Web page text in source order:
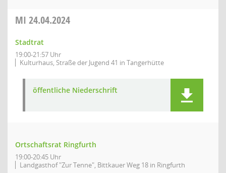
MI 24.04.2024
Stadtrat
19:00-21:57 Uhr
Kulturhaus, Straße der Jugend 41 in Tangerhütte
öffentliche Niederschrift
Ortschaftsrat Ringfurth
19:00-20:45 Uhr
Landgasthof "Zur Tenne", Bittkauer Weg 18 in Ringfurth